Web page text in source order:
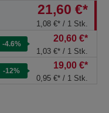
21,60 €*
1,08 €* / 1 Stk.
-4.6%
20,60 €*
1,03 €* / 1 Stk.
-12%
19,00 €*
0,95 €* / 1 Stk.